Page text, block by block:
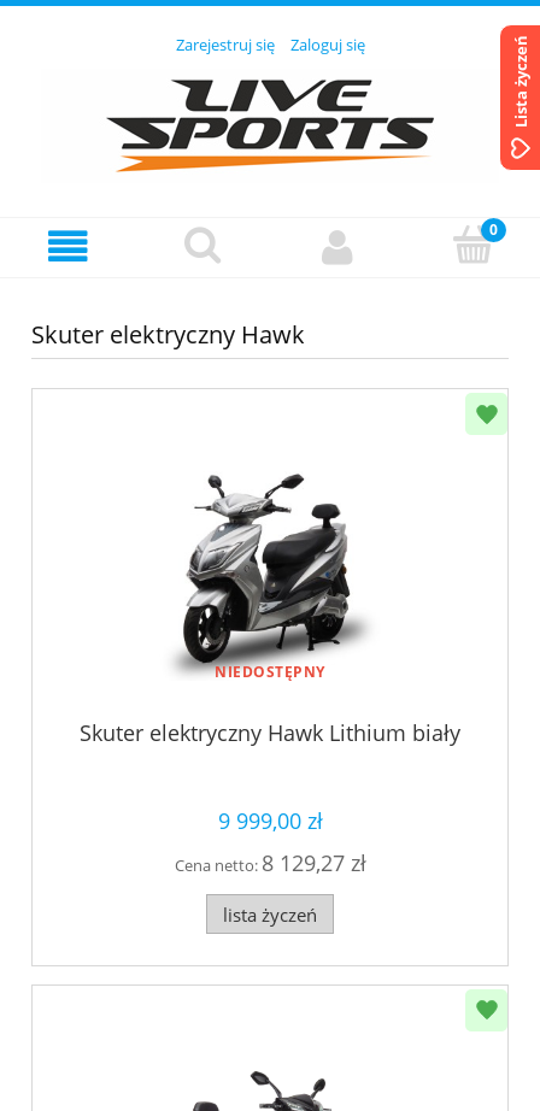
Zarejestruj się Zaloguj się
Skuter elektryczny Hawk
NIEDOSTĘPNY
Skuter elektryczny Hawk Lithium biały
9 999,00 zł
Cena netto: 8 129,27 zł
lista życzeń
Lista życzeń